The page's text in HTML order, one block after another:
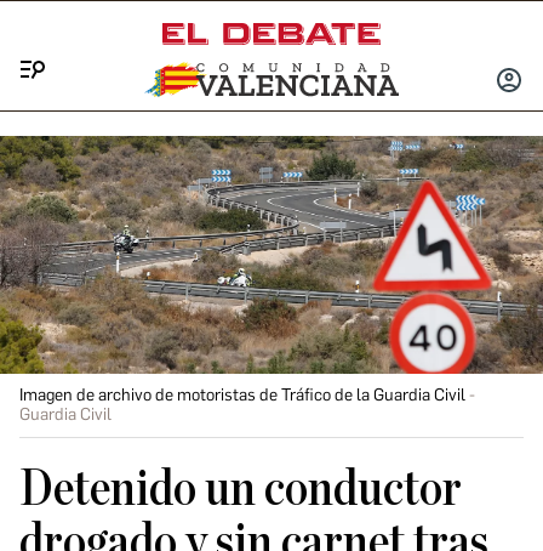
INICIAR
Imagen de archivo de motoristas de Tráfico de la Guardia Civil
Guardia Civil
Detenido un conductor